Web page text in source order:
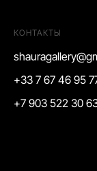
КОНТАКТЫ
+33 7 67 46 95
+7 903 522 30